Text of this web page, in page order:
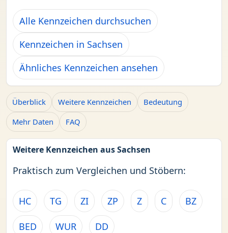
Alle Kennzeichen durchsuchen
Kennzeichen in Sachsen
Ähnliches Kennzeichen ansehen
Überblick Weitere Kennzeichen
Bedeutung
Mehr Daten
FAQ
Weitere Kennzeichen aus Sachsen
Praktisch zum Vergleichen und Stöbern:
HC TG ZI ZP Z C BZ
BED WUR
DD